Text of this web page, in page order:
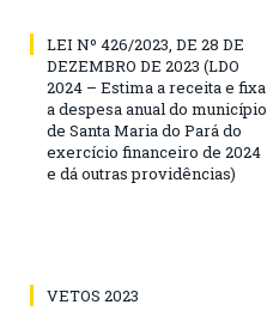
LEI Nº 426/2023, DE 28 DE
DEZEMBRO DE 2023 (LDO
2024 – Estima a receita e fixa
a despesa anual do município
de Santa Maria do Pará do
exercício financeiro de 2024
e dá outras providências)
VETOS 2023